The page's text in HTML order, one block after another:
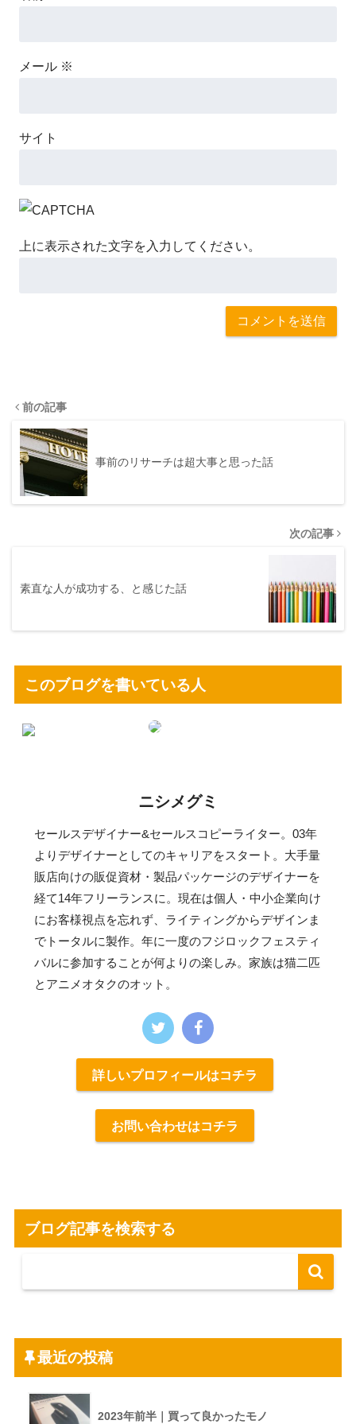
メール ※
サイト
上に表示された文字を入力してください。
前の記事
事前のリサーチは超大事と思った話
次の記事
素直な人が成功する、と感じた話
このブログを書いている人
ニシメグミ
セールスデザイナー&セールスコピーライター。03年
よりデザイナーとしてのキャリアをスタート。大手量
販店向けの販促資材・製品パッケージのデザイナーを
経て14年フリーランスに。現在は個人・中小企業向け
にお客様視点を忘れず、ライティングからデザインま
でトータルに製作。年に一度のフジロックフェスティ
バルに参加することが何よりの楽しみ。家族は猫二匹
とアニメオタクのオット。
詳しいプロフィールはコチラ
お問い合わせはコチラ
ブログ記事を検索する
最近の投稿
2023年前半｜買って良かったモノ